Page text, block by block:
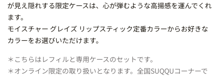
が見え隠れする限定ケースは、心が弾むような高揚感を運んでくれ
ます。
モイスチャー グレイズ リップスティック定番カラーからお好きな
カラーをお選びいただけます。
＊こちらはレフィルと専用ケースのセットです。
＊オンライン限定の取り扱いとなります。全国SUQQUコーナーで